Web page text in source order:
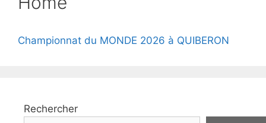
Championnat du MONDE 2026 à QUIBERON
Rechercher